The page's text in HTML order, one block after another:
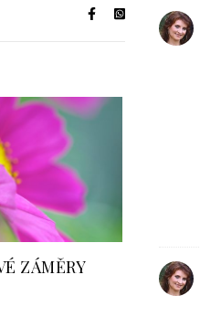
ZÁMĚRY